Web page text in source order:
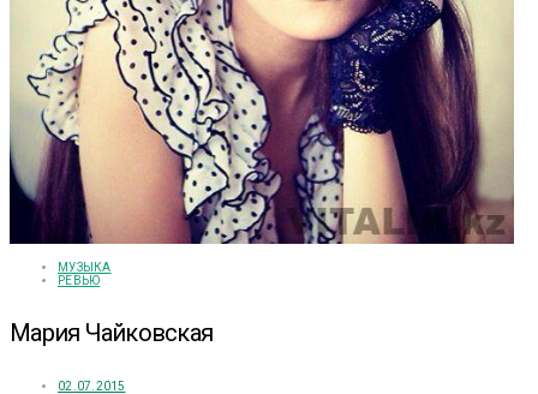
МУЗЫКА
РЕВЬЮ
Мария Чайковская
02.07.2015